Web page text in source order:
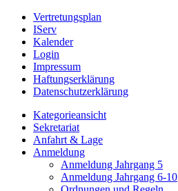
Vertretungsplan
IServ
Kalender
Login
Impressum
Haftungserklärung
Datenschutzerklärung
Kategorieansicht
Sekretariat
Anfahrt & Lage
Anmeldung
Anmeldung Jahrgang 5
Anmeldung Jahrgang 6-10